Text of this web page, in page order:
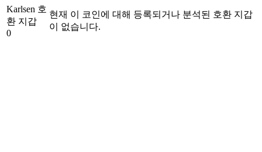
Karlsen 호
환 지갑
0
현재 이 코인에 대해 등록되거나 분석된 호환 지갑
이 없습니다.